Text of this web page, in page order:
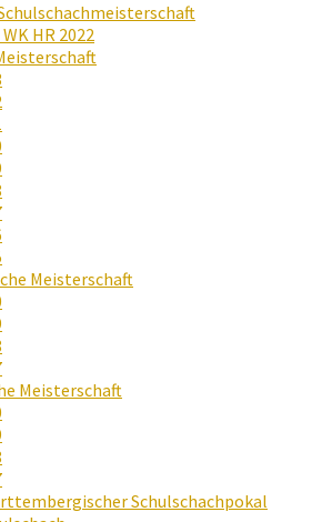
WK HR 2022
Meisterschaft
Meisterschaft
Schulschachpokal